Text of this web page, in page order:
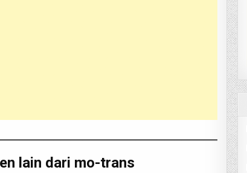
lain dari mo-trans